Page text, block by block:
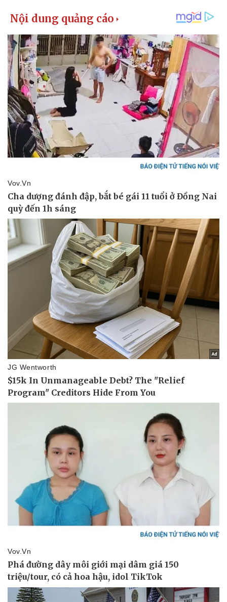
Tư vấn luật
Quân sự - Quốc phòng
Việt Nam
Phân tích